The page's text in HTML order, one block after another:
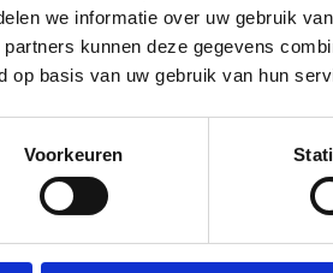
we informatie over uw gebruik
kunnen deze gegevens
op basis van uw gebruik van hun
Voorkeuren
U kunt de vloer dan ook bij
Vloeren komt dan zelf de vloer
Indien op voorraad bij Floer